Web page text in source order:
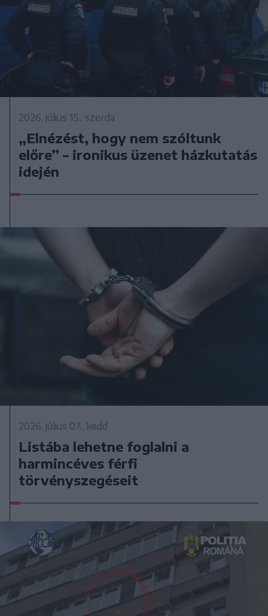
2026. július 15., szerda
„Elnézést, hogy nem szóltunk
előre” – ironikus üzenet házkutatás
idején
2026. július 07., kedd
Listába lehetne foglalni a
harmincéves férfi
törvényszegéseit